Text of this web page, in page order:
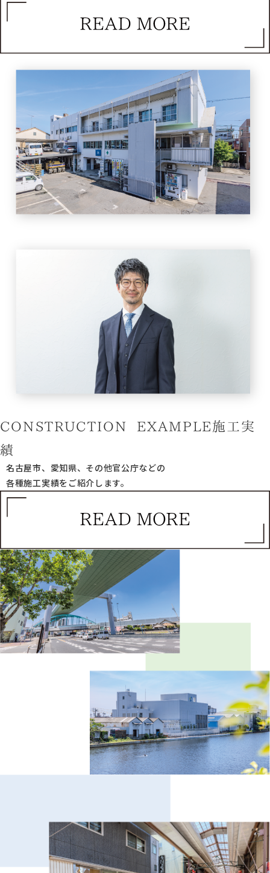
CONSTRUCTION EXAMPLE施工実
績
名古屋市、愛知県、その他官公庁などの
各種施工実績をご紹介します。